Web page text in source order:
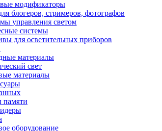
модификаторы
блогеров, стримеров, фотографов
управления светом
системы
для осветительных приборов
материалы
свет
материалы
памяти
оборудование